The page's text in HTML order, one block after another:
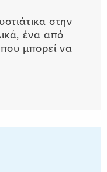
στην
ένα από
μπορεί να